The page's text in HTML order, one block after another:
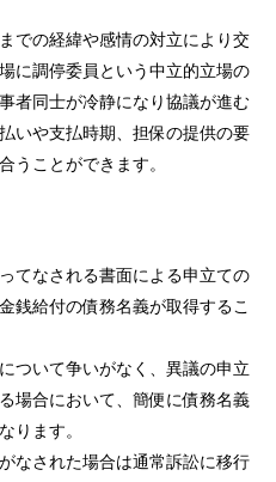
での経緯や感情の対立により交
に調停委員という中立的立場の
者同士が冷静になり協議が進む
いや支払時期、担保の提供の要
うことができます。
てなされる書面による申立ての
銭給付の債務名義が取得するこ
ついて争いがなく、異議の申立
場合において、簡便に債務名義
ります。
なされた場合は通常訴訟に移行